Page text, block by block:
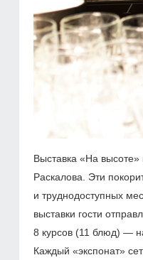
Выставка «На
Раскалова. Эти
и труднодоступных
выставки гости
8 курсов (11 блюд) —
Каждый «экспонат»